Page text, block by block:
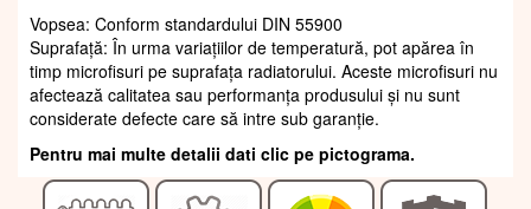
Vopsea: Conform standardului DIN 55900
Suprafaţă: În urma variațiilor de temperatură, pot apărea în
timp microfisuri pe suprafața radiatorului. Aceste microfisuri nu
afectează calitatea sau performanța produsului și nu sunt
considerate defecte care să intre sub garanție.
Pentru mai multe detalii dati clic pe pictograma.